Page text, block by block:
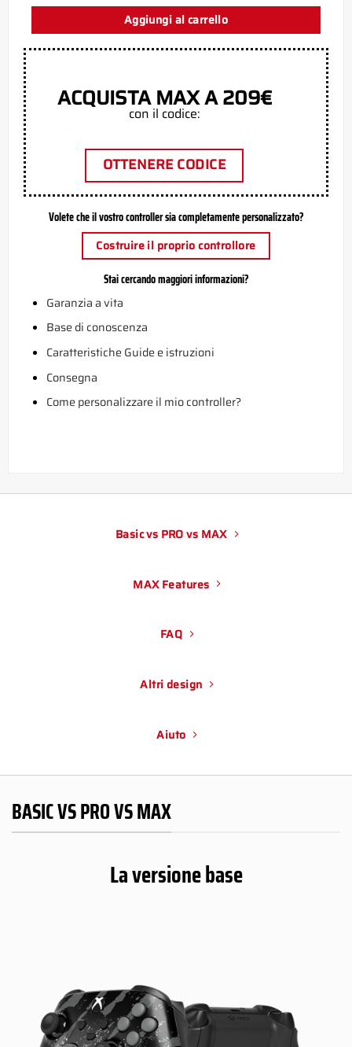
Aggiungi al carrello
ACQUISTA MAX A 209€
con il codice:
OTTENERE CODICE
Volete che il vostro controller sia completamente personalizzato?
Costruire il proprio controllore
Stai cercando maggiori informazioni?
Garanzia a vita
Base di conoscenza
Caratteristiche Guide e istruzioni
Consegna
Come personalizzare il mio controller?
Basic vs PRO vs MAX
MAX Features
FAQ
Altri design
Aiuto
BASIC VS PRO VS MAX
La versione base